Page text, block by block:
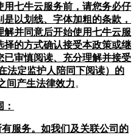
七牛云服务前，请您务必仔
以划线、字体加粗的条款，
并同意后开始使用七牛云服
的方式确认接受本政策或继
审慎阅读、充分理解并接受
法定监护人陪同下阅读）的
间产生法律效力。
服务。如我们及关联公司的